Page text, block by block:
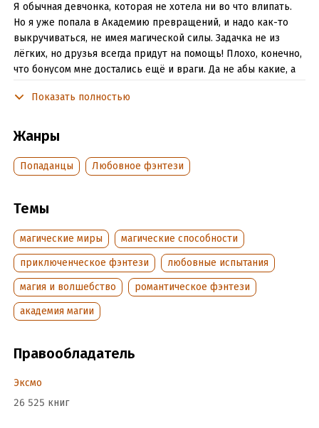
Я обычная девчонка, которая не хотела ни во что влипать.
Но я уже попала в Академию превращений, и надо как-то
выкручиваться, не имея магической силы. Задачка не из
лёгких, но друзья всегда придут на помощь! Плохо, конечно,
что бонусом мне достались ещё и враги. Да не абы какие, а
из них то и дело крутится вокруг меня…
Подробная информация
Дата написания: 1 января 2023
Год издания:
ISBN (EAN):9785041929442
Время на чтение:7 ч.
Показать полностью
Жанры
Попаданцы Любовное фэнтези
Темы
магические миры
магические способности
приключенческое фэнтези
любовные испытания
магия и волшебство
романтическое фэнтези
академия магии
Правообладатель
Эксмо
26 525 книг